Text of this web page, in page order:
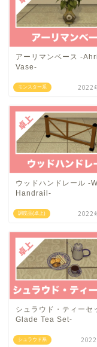
モンスター系
アーリマンベース -
Vase-
2022
調度品(卓上)
ウッドハンドレール -
Handrail-
2022
シュラウド系
シュラウド・ティーセ
Glade Tea Set-
2022